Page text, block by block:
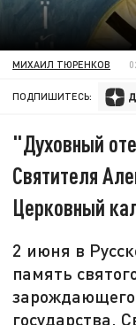
МИХАИЛ ТЮРЕНКОВ
ПОДПИШИТЕСЬ:
"Духовный
Святителя
Церковный
2 июня в
память
государства,